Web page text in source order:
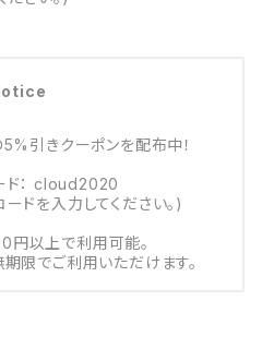
引きクーポンを配布中！
ド： cloud2020
ドを入力してください。)
以上で利用可能。
限でご利用いただけます。